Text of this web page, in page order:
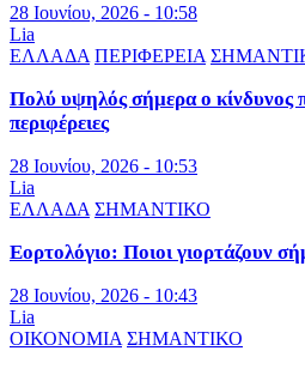
28 Ιουνίου, 2026 - 10:58
Lia
ΕΛΛΑΔΑ ΠΕΡΙΦΕΡΕΙΑ
Πολύ υψηλός σήμερα ο κίνδυνος
περιφέρειες
28 Ιουνίου, 2026 - 10:53
Lia
ΕΛΛΑΔΑ ΣΗΜΑΝΤΙΚΟ
Εορτολόγιο: Ποιοι γιορτάζουν
28 Ιουνίου, 2026 - 10:43
Lia
ΟΙΚΟΝΟΜΙΑ ΣΗΜΑΝΤΙΚΟ